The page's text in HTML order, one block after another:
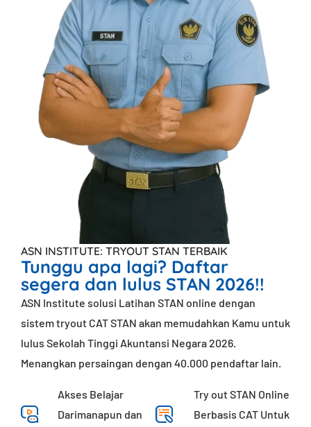
ASN INSTITUTE: TRYOUT STAN TERBAIK
Tunggu apa lagi? Daftar
segera dan lulus STAN 2026!!
ASN Institute solusi Latihan STAN online dengan
sistem tryout CAT STAN akan memudahkan Kamu untuk
lulus Sekolah Tinggi Akuntansi Negara 2026.
Menangkan persaingan dengan 40.000 pendaftar lain.
Akses Belajar
Darimanapun dan
Try out STAN Online
Berbasis CAT Untuk